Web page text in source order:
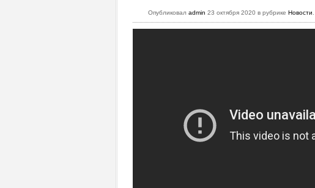
Опубликовал admin 23 октября 2020 в рубрике Новости